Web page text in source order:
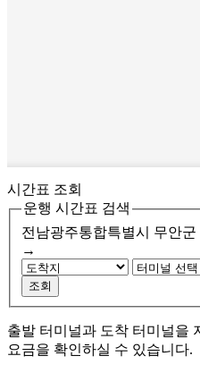
시간표 조회
운행 시간표 검색
전남광주통합특별시 무안군
→
조회
출발 터미널과 도착 터미널을
요금을 확인하실 수 있습니다.